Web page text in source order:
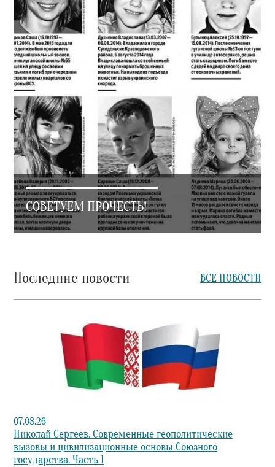
СОВЕТУЕМ ПРОЧЕСТЬ!
Последние новости ВСЕ НОВОСТИ
07.08.26
Николай Сергеев. Современные геополитические
вызовы и цивилизационные основы Союзного
государства. Часть 1